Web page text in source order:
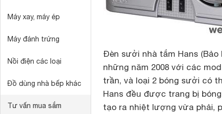
Máy xay, máy ép
Máy đánh trứng
Nồi điện các loại
Đồ dùng nhà bếp khác
Tư vấn mua sắm
Đèn sưởi nhà tắm Hans
những năm 2008 với các
trần, và loại 2 bóng sưởi có
Hans đều được trang bị
tạo ra nhiệt lượng vừa phải,